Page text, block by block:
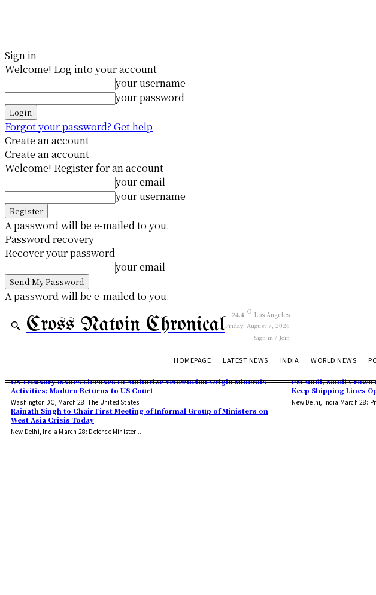
Sign in
Welcome! Log into your account
your username
your password
Forgot your password? Get help
Create an account
Create an account
Welcome! Register for an account
your email
your username
A password will be e-mailed to you.
Password recovery
Recover your password
your email
A password will be e-mailed to you.
Cross Natoin Chronical 24.4 C Los Angeles
Friday, August 7, 2026
Sign in / Join
HOMEPAGE LATEST NEWS INDIA WORLD NEWS
US Treasury Issues Licenses to Authorize Venezuelan-Origin Minerals
Activities; Maduro Returns to US Court
Washington DC, March 28: The United States...
PM Modi, Saudi
Keep Shipping Lines
New Delhi, India March 28:
Rajnath Singh to Chair First Meeting of Informal Group of Ministers on
West Asia Crisis Today
New Delhi, India March 28: Defence Minister...